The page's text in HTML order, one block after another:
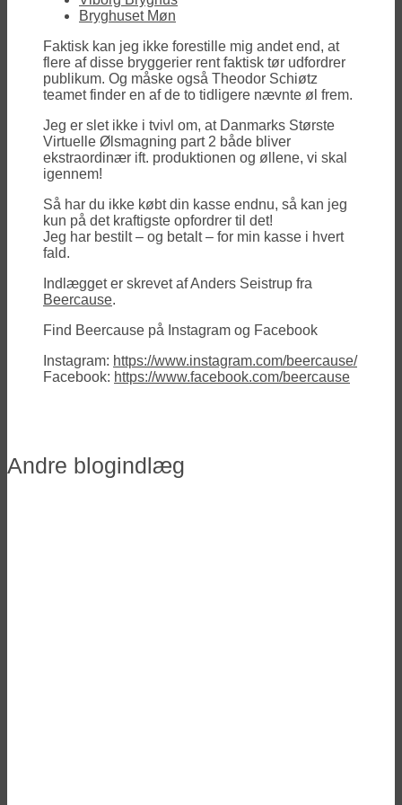
Bryghuset Møn
Faktisk kan jeg ikke forestille mig andet end, at
flere af disse bryggerier rent faktisk tør udfordrer
publikum. Og måske også Theodor Schiøtz
teamet finder en af de to tidligere nævnte øl frem.
Jeg er slet ikke i tvivl om, at Danmarks Største
Virtuelle Ølsmagning part 2 både bliver
ekstraordinær ift. produktionen og øllene, vi skal
igennem!
Så har du ikke købt din kasse endnu, så kan jeg
kun på det kraftigste opfordrer til det!
Jeg har bestilt – og betalt – for min kasse i hvert
fald.
Indlægget er skrevet af Anders Seistrup fra
Beercause.
Find Beercause på Instagram og Facebook
Instagram: https://www.instagram.com/beercause/
Facebook: https://www.facebook.com/beercause
Andre blogindlæg